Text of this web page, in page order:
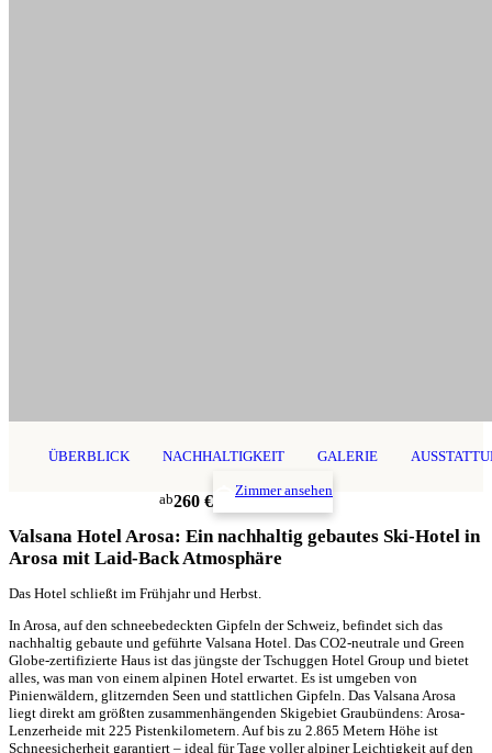
ÜBERBLICK NACHHALTIGKEIT GALERIE
ab260 €
Zimmer ansehen
Valsana Hotel Arosa: Ein nachhaltig gebautes Ski-Hotel in
Arosa mit Laid-Back Atmosphäre
Das Hotel schließt im Frühjahr und Herbst.
In Arosa, auf den schneebedeckten Gipfeln der Schweiz, befindet sich das
nachhaltig gebaute und geführte Valsana Hotel. Das CO2-neutrale und Green
Globe-zertifizierte Haus ist das jüngste der Tschuggen Hotel Group und bietet
alles, was man von einem alpinen Hotel erwartet. Es ist umgeben von
Pinienwäldern, glitzernden Seen und stattlichen Gipfeln. Das Valsana Arosa
liegt direkt am größten zusammenhängenden Skigebiet Graubündens: Arosa-
Lenzerheide mit 225 Pistenkilometern. Auf bis zu 2.865 Metern Höhe ist
Schneesicherheit garantiert – ideal für Tage voller alpiner Leichtigkeit auf den